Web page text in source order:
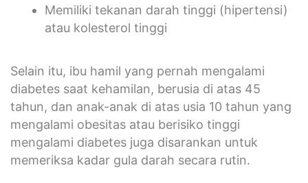
Memiliki tekanan darah tinggi (hipertensi)
atau kolesterol tinggi
Selain itu, ibu hamil yang pernah mengalami
diabetes saat kehamilan, berusia di atas 45
tahun, dan anak-anak di atas usia 10 tahun yang
mengalami obesitas atau berisiko tinggi
mengalami diabetes juga disarankan untuk
memeriksa kadar gula darah secara rutin.